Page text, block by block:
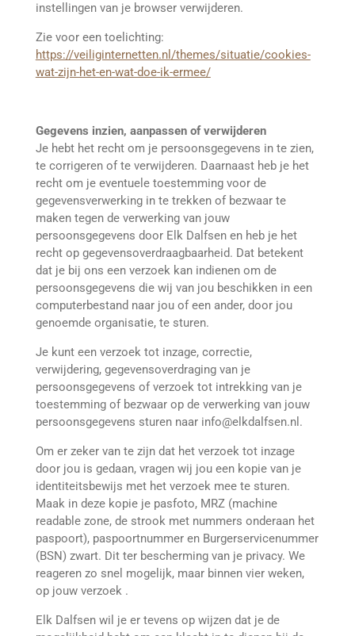
instellingen van je browser verwijderen.
Zie voor een toelichting:
https://veiliginternetten.nl/themes/situatie/cookies-
wat-zijn-het-en-wat-doe-ik-ermee/
Gegevens inzien, aanpassen of verwijderen
Je hebt het recht om je persoonsgegevens in te zien,
te corrigeren of te verwijderen. Daarnaast heb je het
recht om je eventuele toestemming voor de
gegevensverwerking in te trekken of bezwaar te
maken tegen de verwerking van jouw
persoonsgegevens door Elk Dalfsen en heb je het
recht op gegevensoverdraagbaarheid. Dat betekent
dat je bij ons een verzoek kan indienen om de
persoonsgegevens die wij van jou beschikken in een
computerbestand naar jou of een ander, door jou
genoemde organisatie, te sturen.
Je kunt een verzoek tot inzage, correctie,
verwijdering, gegevensoverdraging van je
persoonsgegevens of verzoek tot intrekking van je
toestemming of bezwaar op de verwerking van jouw
persoonsgegevens sturen naar info@elkdalfsen.nl.
Om er zeker van te zijn dat het verzoek tot inzage
door jou is gedaan, vragen wij jou een kopie van je
identiteitsbewijs met het verzoek mee te sturen.
Maak in deze kopie je pasfoto, MRZ (machine
readable zone, de strook met nummers onderaan het
paspoort), paspoortnummer en Burgerservicenummer
(BSN) zwart. Dit ter bescherming van je privacy. We
reageren zo snel mogelijk, maar binnen vier weken,
op jouw verzoek .
Elk Dalfsen wil je er tevens op wijzen dat je de